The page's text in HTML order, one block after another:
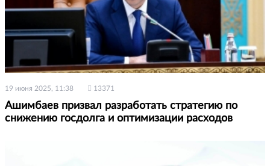
19 июня 2025, 11:38 13371
Ашимбаев призвал разработать стратегию по
снижению госдолга и оптимизации расходов